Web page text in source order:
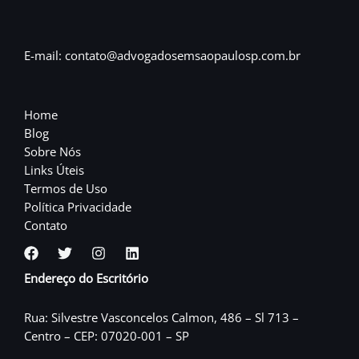
E-mail: contato@advogadosemsaopaulosp.com.br
Home
Blog
Sobre Nós
Links Úteis
Termos de Uso
Política Privacidade
Contato
Endereço do Escritório
Rua: Silvestre Vasconcelos Calmon, 486 – Sl 713 –
Centro – CEP: 07020-001 – SP